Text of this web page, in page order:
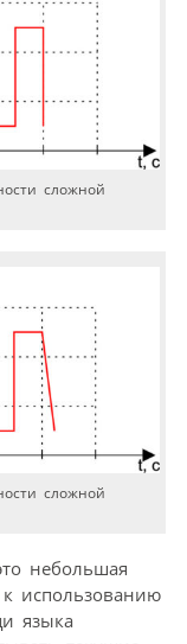
сложной
сложной
небольшая
использованию
языка